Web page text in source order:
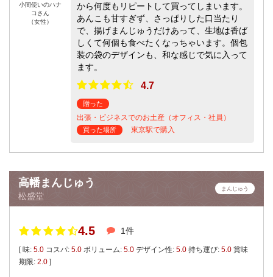
小間使いのハナ
コさん
（女性）
から何度もリピートして買ってしまいます。
あんこも甘すぎず、さっぱりした口当たり
で、揚げまんじゅうだけあって、生地は香ば
しくて何個も食べたくなっちゃいます。個包
装の袋のデザインも、和な感じで気に入って
ます。
4.7
贈った
出張・ビジネスでのお土産（オフィス・社員）
買った場所 東京駅で購入
高幡まんじゅう
松盛堂
まんじゅう
4.5 1件
[ 味: 5.0 コスパ: 5.0 ボリューム: 5.0 デザイン性: 5.0 持ち運び: 5.0 賞味
期限: 2.0 ]